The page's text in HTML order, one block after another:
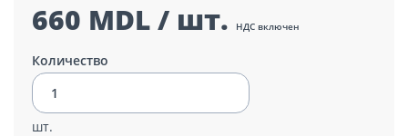
660 MDL / шт. НДС включен
Количество
шт.